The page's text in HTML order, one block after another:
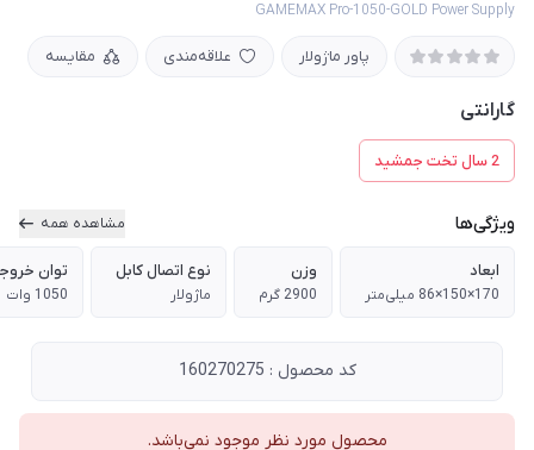
GAMEMAX Pro-1050-GOLD Power Supply
پاور ماژولار علاقه‌مندی مقایسه
گارانتی
2 سال تخت جمشید
ویژگی‌ها مشاهده همه
ابعاد
170×150×86 میلی‌متر
وزن
2900 گرم
نوع اتصال کابل
ماژولار
توان
1050 وات
کد محصول : 160270275
محصول مورد نظر موجود نمی‌باشد.